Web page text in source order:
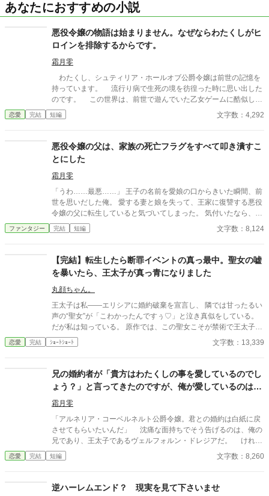
あなたにおすすめの小説
悪役令嬢の物語は始まりません。なぜならわたくしがヒ
ロインを排除するからです。
霜月零
わたくし、シュティリア・ホールオブ公爵令嬢は前世の記憶を
持っています。 流行り病で生死の境を彷徨った時に思い出した
のです。 この世界は、前世で遊んでいた乙女ゲームに酷似して
いると。 最愛のディアム王子をヒロインに奪われてはなりませ
ん。 そうと決めたら、行動しましょう。 ヒロインを排除する
恋愛 完結 短編 文字数：4,292
悪役令嬢の父は、家族の死亡フラグをすべて叩き潰すこ
とにした
霜月零
「うわ……最悪……」 王子の名前を愛娘の口からきいた瞬間、前
世を思いだした俺。 愛する妻と娘を失って、王家に復讐する悪役
令嬢の父に転生していると気づいてしまった。 気付いたなら、妻
と娘の死亡フラグは破壊するよ。 まだ二人とも生きてるからね。
物語の通りになんて、させるか！ ※他サイトにも掲載中
ファンタジー 完結 短編 文字数：8,124
【完結】転生したら断罪イベントの真っ最中。聖女の嘘
を暴いたら、王太子が真っ青になりました
丸顔ちゃん。
王太子は私――エリシアに婚約破棄を宣言し、 隣では甘ったるい
声の“聖女”が「こわかったんですぅ♡」と泣き真似をしている。
だが私は知っている。 原作では、この聖女こそが禁術で王太子の
魔力を吸い取り、 私に冤罪を着せて処刑へ追い込んだ張本人だ。
優しい家族を守るためにも、同じ結末は絶対に許さない。 私は転
き、 王太子の依存と愚かさを白日の下に晒す。 「婚約は……こち
らから願い下げです」 土下座する王太子も、泣き叫ぶ聖女も、も
う関係ない。 私は新しい未来を選ぶ。
恋愛 完結 ｼｮｰﾄｼｮｰﾄ 文字数：13,339
兄の婚約者が「貴方はわたくしの事を愛しているのでし
ょう？」と言ってきたのですが、俺が愛しているのは俺
の婚約者だけです。
霜月零
「アルネリア・コーベルネルト公爵令嬢。君との婚約は白紙に戻
させてもらいたいんだ」 沈痛な面持ちでそう告げるのは、俺の
兄であり、王太子であるヴェルフォルン・ドレジアだ。 けれど
コーネルベルト公爵令嬢は動じていない。 それどころかとんで
もないことを言い出した。 「貴方はわたくしの事を愛しているの
いると思い込んでいるんだ？ ※他サイトにも掲載中です
恋愛 完結 短編 文字数：8,260
逆ハーレムエンド？ 現実を見て下さいませ